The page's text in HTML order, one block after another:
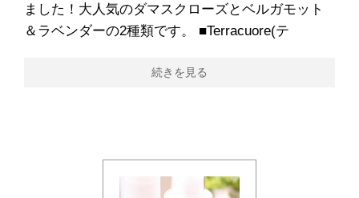
ました！大人気のダマスクローズとベルガモット
＆ラベンダーの2種類です。 ■Terracuore(テ
続きを見る